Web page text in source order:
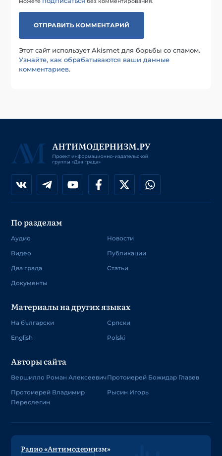
Этот сайт использует Akismet для борьбы со спамом.
Узнайте, как обрабатываются ваши данные
комментариев.
По разделам
Аудио
Видео
Два града
Документы
Новости
Публикации
Статьи
Материалы на других языках
На български
English
Српски
Polski
Авторы сайта
Вершилло Роман Алексеевич
Протоиерей Владимир
Переслегин
Протоиерей Божидар Главев
Рысин Игорь
Радио «Антимодернизм»